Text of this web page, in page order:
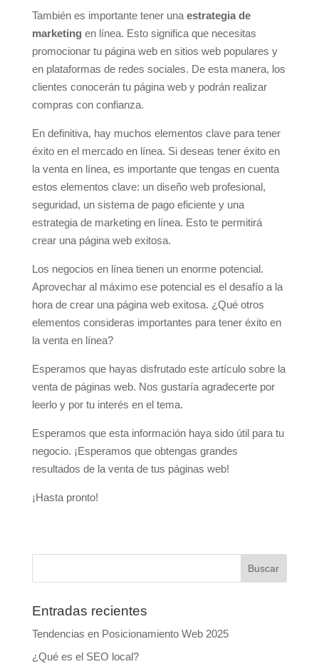
También es importante tener una estrategia de
marketing en línea. Esto significa que necesitas
promocionar tu página web en sitios web populares y
en plataformas de redes sociales. De esta manera, los
clientes conocerán tu página web y podrán realizar
compras con confianza.
En definitiva, hay muchos elementos clave para tener
éxito en el mercado en línea. Si deseas tener éxito en
la venta en línea, es importante que tengas en cuenta
estos elementos clave: un diseño web profesional,
seguridad, un sistema de pago eficiente y una
estrategia de marketing en línea. Esto te permitirá
crear una página web exitosa.
Los negocios en línea tienen un enorme potencial.
Aprovechar al máximo ese potencial es el desafío a la
hora de crear una página web exitosa. ¿Qué otros
elementos consideras importantes para tener éxito en
la venta en línea?
Esperamos que hayas disfrutado este artículo sobre la
venta de páginas web. Nos gustaría agradecerte por
leerlo y por tu interés en el tema.
Esperamos que esta información haya sido útil para tu
negocio. ¡Esperamos que obtengas grandes
resultados de la venta de tus páginas web!
¡Hasta pronto!
Entradas recientes
Tendencias en Posicionamiento Web 2025
¿Qué es el SEO local?